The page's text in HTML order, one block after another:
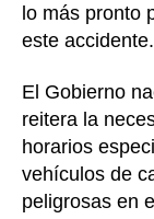
lo más pronto
este accidente.
El Gobierno
reitera la
horarios
vehículos de
peligrosas en